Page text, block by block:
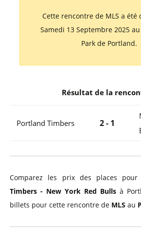
Cette rencontre de MLS a été
Samedi 13 Septembre 2025
Park de Portland.
Résultat de la
Portland Timbers 2 - 1
Comparez les prix des places
Timbers - New York Red Bulls à
billets pour cette rencontre de MLS au